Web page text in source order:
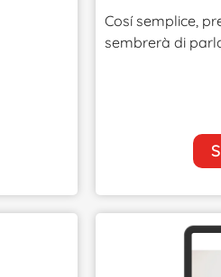
Cosí semplice,
sembrerà di